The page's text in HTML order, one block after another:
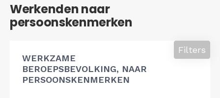
Werkenden naar
persoonskenmerken
WERKZAME
BEROEPSBEVOLKING, NAAR
PERSOONSKENMERKEN
Filters